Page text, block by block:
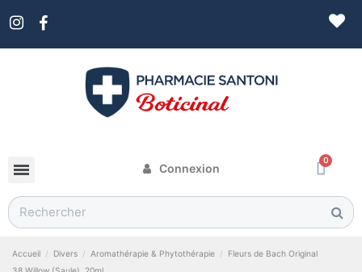
Connexion
Accueil Divers Aromathérapie & Phytothérapie
Fleurs de Bach Original